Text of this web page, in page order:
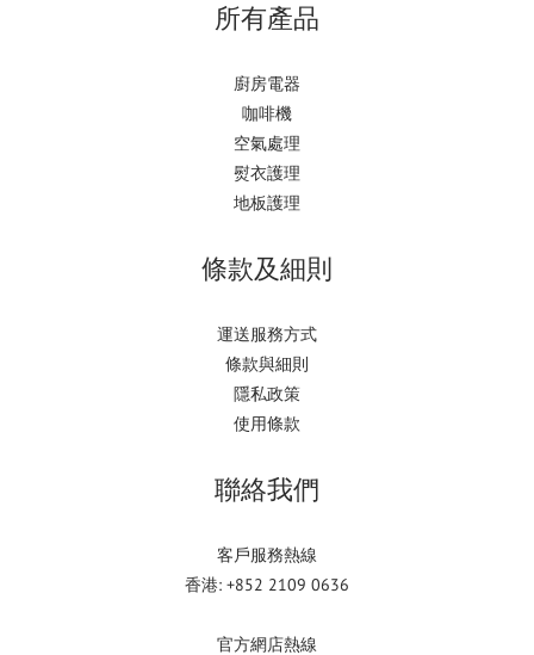
所有產品
廚房電器
咖啡機
空氣處理
熨衣護理
地板護理
條款及細則
運送服務方式
條款與細則
隱私政策
使用條款
聯絡我們
客戶服務熱線
香港: +852 2109 0636
官方網店熱線